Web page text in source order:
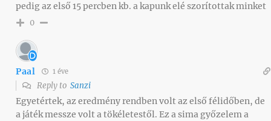
pedig az első 15 percben kb. a kapunk elé szorítottak minket
0
Paal 1 éve
Reply to Sanzi
Egyetértek, az eredmény rendben volt az első félidőben, de
a játék messze volt a tökéletestől. Ez a sima győzelem a